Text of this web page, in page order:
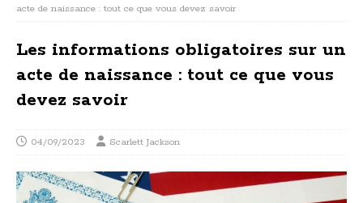
acte de naissance : tout ce que vous devez savoir
Les informations obligatoires sur un
acte de naissance : tout ce que vous
devez savoir
04/09/2023 Scarlett Jackson